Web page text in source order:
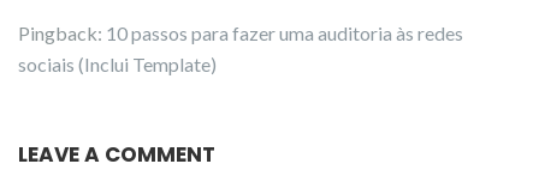
Pingback: 10 passos para fazer uma auditoria às redes
sociais (Inclui Template)
LEAVE A COMMENT